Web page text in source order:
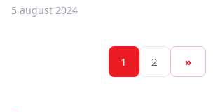
5 august 2024
1 2 »